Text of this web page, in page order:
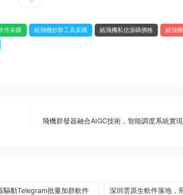
件采購 紙飛機炒群工具采購 紙飛機私信源碼價格
紙飛
飛機群發器融合AIGC技術，智能調度系統實
驅動Telegram批量加群軟件
深圳雲原生軟件落地，